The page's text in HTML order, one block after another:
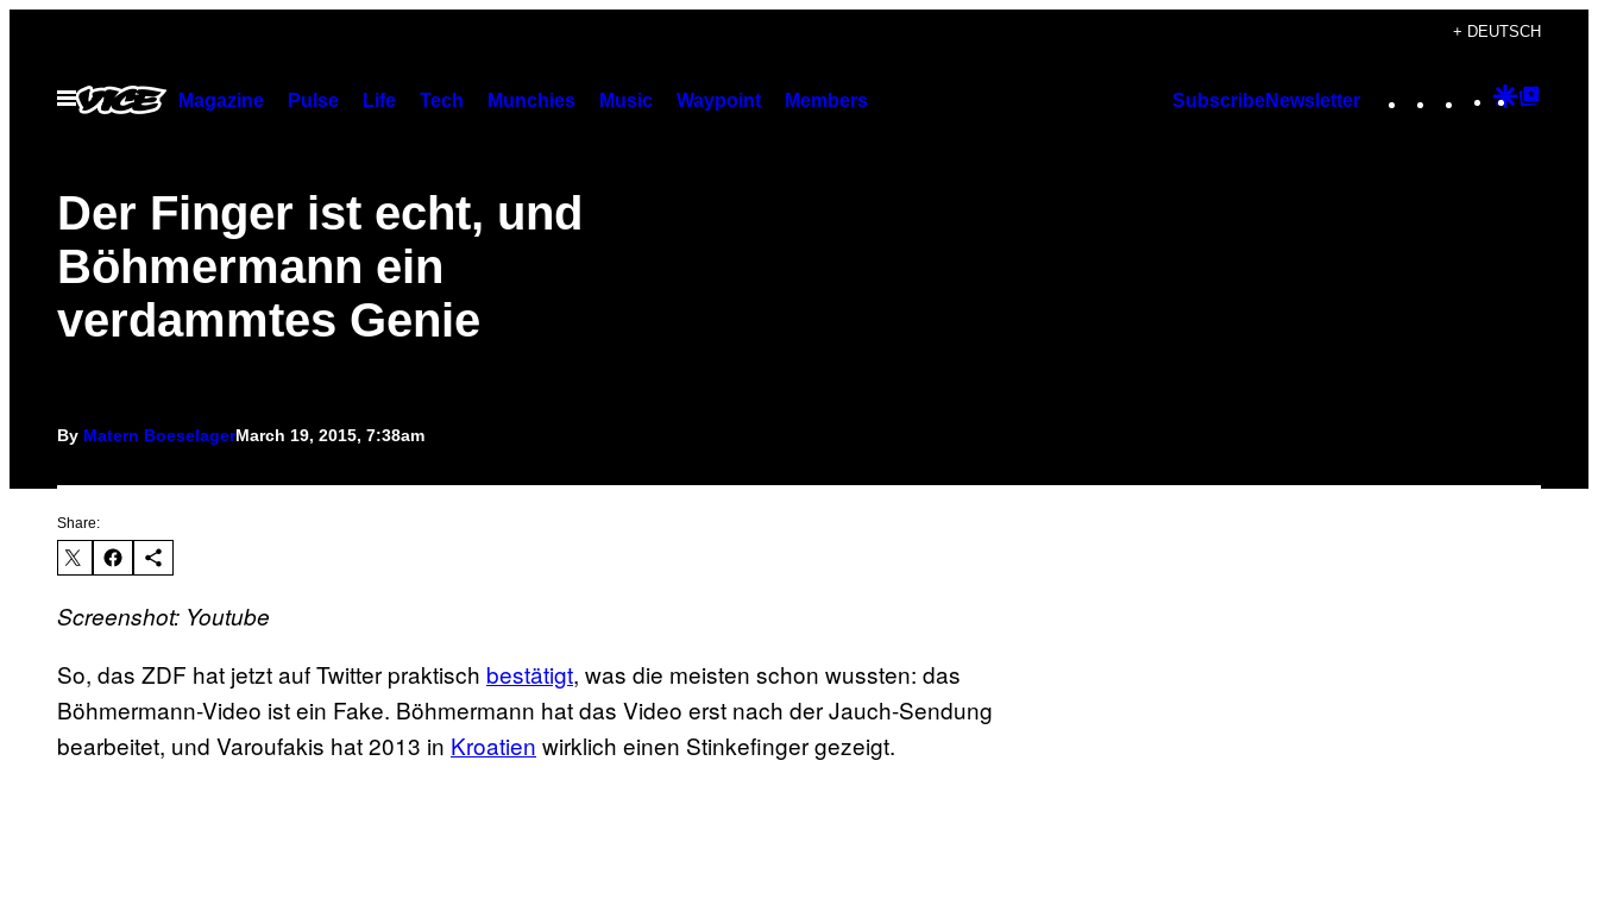
content
+ DEUTSCH
Open
Menu
Magazine Pulse Life Tech Munchies Music Waypoint Members SubscribeNewsletter Instagram
TikTok
YouTube
Google
Der Finger ist echt, und
Böhmermann ein
verdammtes Genie
By Matern BoeselagerMarch 19, 2015, 7:38am
Share:
Screenshot: Youtube
So, das ZDF hat jetzt auf Twitter praktisch bestätigt, was die meisten schon wussten: das
Böhmermann-Video ist ein Fake. Böhmermann hat das Video erst nach der Jauch-Sendung
bearbeitet, und Varoufakis hat 2013 in Kroatien wirklich einen Stinkefinger gezeigt.